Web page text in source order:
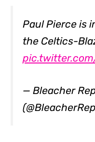
Paul Pierce is
the Celtics-
— Bleacher